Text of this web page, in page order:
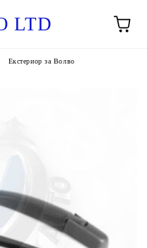
LTD
Екстериор за Волво